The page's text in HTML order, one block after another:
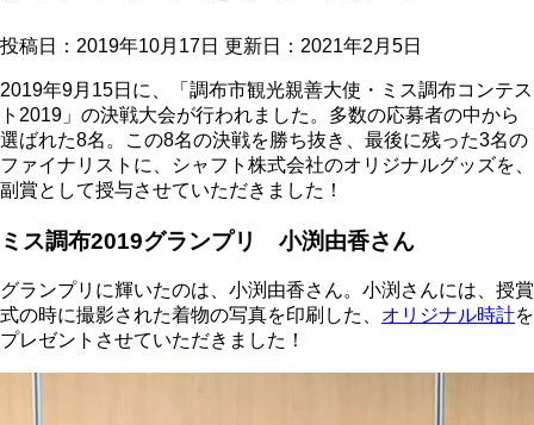
投稿日：2019年10月17日 更新日： 2021年2月5日
2019年9月15日に、「調布市観光親善大使・ミス調布コンテス
ト2019」の決戦大会が行われました。多数の応募者の中から
選ばれた8名。この8名の決戦を勝ち抜き、最後に残った3名の
ファイナリストに、シャフト株式会社のオリジナルグッズを、
副賞として授与させていただきました！
ミス調布2019グランプリ 小渕由香さん
グランプリに輝いたのは、小渕由香さん。小渕さんには、授賞
式の時に撮影された着物の写真を印刷した、 オリジナル時計を
プレゼントさせていただきました！